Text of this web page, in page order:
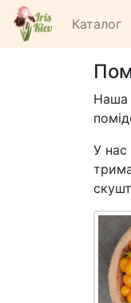
Каталог
Наша
У нас